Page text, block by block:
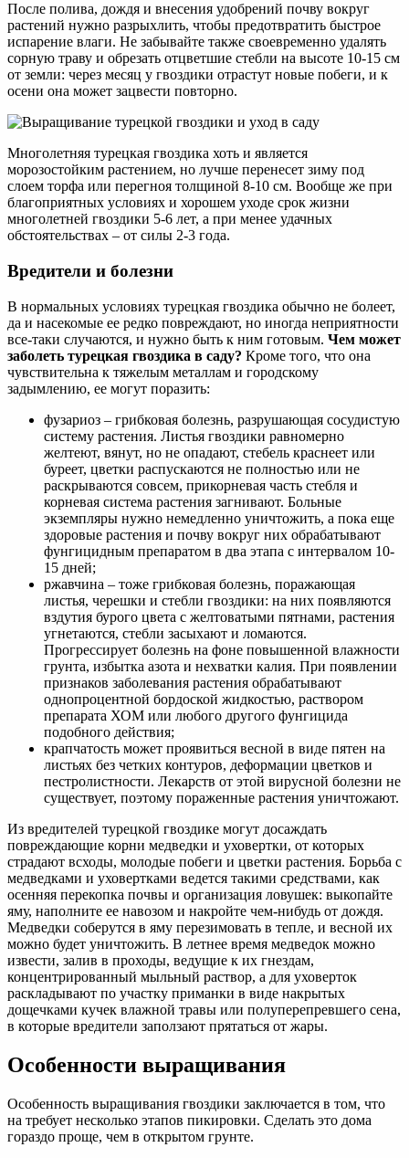
После полива, дождя и внесения удобрений почву вокруг
растений нужно разрыхлить, чтобы предотвратить быстрое
испарение влаги. Не забывайте также своевременно удалять
сорную траву и обрезать отцветшие стебли на высоте 10-15 см
от земли: через месяц у гвоздики отрастут новые побеги, и к
осени она может зацвести повторно.
Многолетняя турецкая гвоздика хоть и является
морозостойким растением, но лучше перенесет зиму под
слоем торфа или перегноя толщиной 8-10 см. Вообще же при
благоприятных условиях и хорошем уходе срок жизни
многолетней гвоздики 5-6 лет, а при менее удачных
обстоятельствах – от силы 2-3 года.
Вредители и болезни
В нормальных условиях турецкая гвоздика обычно не болеет,
да и насекомые ее редко повреждают, но иногда неприятности
все-таки случаются, и нужно быть к ним готовым. Чем может
заболеть турецкая гвоздика в саду? Кроме того, что она
чувствительна к тяжелым металлам и городскому
задымлению, ее могут поразить:
фузариоз – грибковая болезнь, разрушающая сосудистую
систему растения. Листья гвоздики равномерно
желтеют, вянут, но не опадают, стебель краснеет или
буреет, цветки распускаются не полностью или не
раскрываются совсем, прикорневая часть стебля и
корневая система растения загнивают. Больные
экземпляры нужно немедленно уничтожить, а пока еще
здоровые растения и почву вокруг них обрабатывают
фунгицидным препаратом в два этапа с интервалом 10-
15 дней;
ржавчина – тоже грибковая болезнь, поражающая
листья, черешки и стебли гвоздики: на них появляются
вздутия бурого цвета с желтоватыми пятнами, растения
угнетаются, стебли засыхают и ломаются.
Прогрессирует болезнь на фоне повышенной влажности
грунта, избытка азота и нехватки калия. При появлении
признаков заболевания растения обрабатывают
однопроцентной бордоской жидкостью, раствором
препарата ХОМ или любого другого фунгицида
подобного действия;
крапчатость может проявиться весной в виде пятен на
листьях без четких контуров, деформации цветков и
пестролистности. Лекарств от этой вирусной болезни не
существует, поэтому пораженные растения уничтожают.
Из вредителей турецкой гвоздике могут досаждать
повреждающие корни медведки и уховертки, от которых
страдают всходы, молодые побеги и цветки растения. Борьба с
медведками и уховертками ведется такими средствами, как
осенняя перекопка почвы и организация ловушек: выкопайте
яму, наполните ее навозом и накройте чем-нибудь от дождя.
Медведки соберутся в яму перезимовать в тепле, и весной их
можно будет уничтожить. В летнее время медведок можно
извести, залив в проходы, ведущие к их гнездам,
концентрированный мыльный раствор, а для уховерток
раскладывают по участку приманки в виде накрытых
дощечками кучек влажной травы или полуперепревшего сена,
в которые вредители заползают прятаться от жары.
Особенности выращивания
Особенность выращивания гвоздики заключается в том, что
на требует несколько этапов пикировки. Сделать это дома
гораздо проще, чем в открытом грунте.